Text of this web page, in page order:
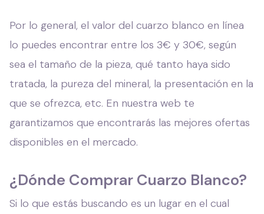
Por lo general, el valor del cuarzo blanco en línea
lo puedes encontrar entre los 3€ y 30€, según
sea el tamaño de la pieza, qué tanto haya sido
tratada, la pureza del mineral, la presentación en la
que se ofrezca, etc. En nuestra web te
garantizamos que encontrarás las mejores ofertas
disponibles en el mercado.
¿Dónde Comprar Cuarzo Blanco?
Si lo que estás buscando es un lugar en el cual